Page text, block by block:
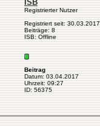
ISB
Registrierter Nutzer
Registriert seit: 30.03.2017
Beiträge: 8
ISB: Offline
Beitrag
Datum: 03.04.2017
Uhrzeit: 09:27
ID: 56375